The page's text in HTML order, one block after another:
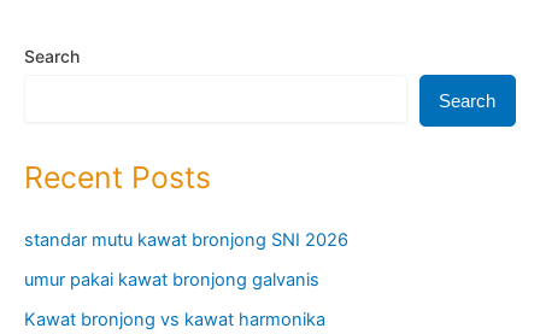
Search
Search
Recent Posts
standar mutu kawat bronjong SNI 2026
umur pakai kawat bronjong galvanis
Kawat bronjong vs kawat harmonika